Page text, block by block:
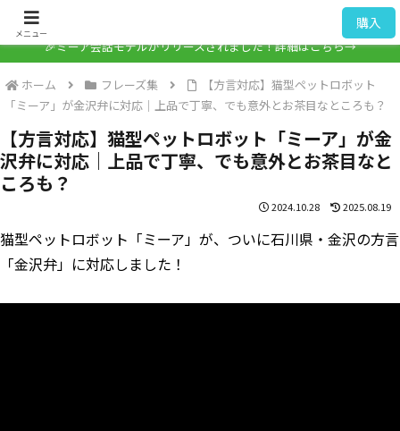
🎉ミーア会話モデルがリリースされました！詳細はこちら→
ホーム フレーズ集
【方言対応】猫型ペットロボット
「ミーア」が金沢弁に対応｜上品で丁寧、でも意外とお茶目なところも？
【方言対応】猫型ペットロボット「ミーア」が金
沢弁に対応｜上品で丁寧、でも意外とお茶目なと
ころも？
2024.10.28 2025.08.19
猫型ペットロボット「ミーア」が、ついに石川県・金沢の方言
「金沢弁」に対応しました！
メニュー
購入